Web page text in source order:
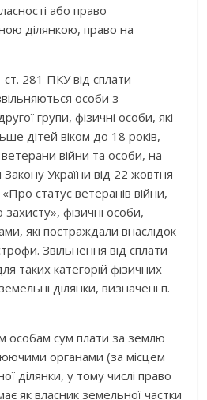
або право
ділянкою, право на
281 ПКУ від сплати
особи з
групи, фізичні особи, які
дітей віком до 18 років,
війни та особи, на
України від 22 жовтня
статус ветеранів війни,
захисту», фізичні особи,
які постраждали внаслідок
Звільнення від сплати
таких категорій фізичних
ділянки, визначені п.
особам сум плати за землю
органами (за місцем
ділянки, у тому числі право
як власник земельної частки